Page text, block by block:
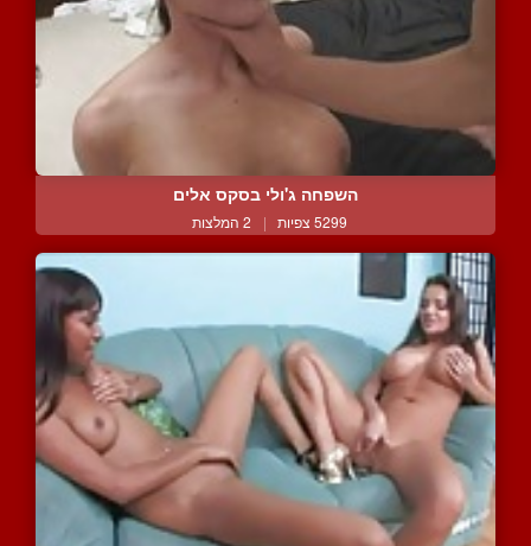
השפחה ג'ולי בסקס אלים
5299 צפיות | 2 המלצות